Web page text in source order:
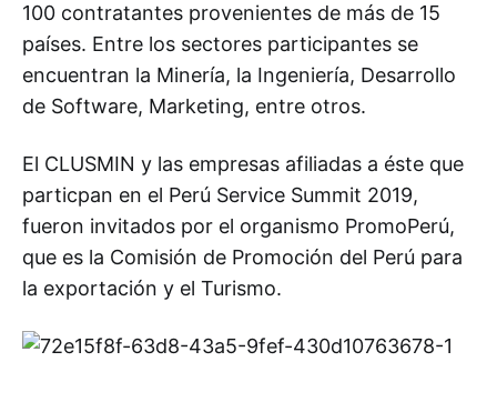
100 contratantes provenientes de más de 15
países. Entre los sectores participantes se
encuentran la Minería, la Ingeniería, Desarrollo
de Software, Marketing, entre otros.
El CLUSMIN y las empresas afiliadas a éste que
particpan en el Perú Service Summit 2019,
fueron invitados por el organismo PromoPerú,
que es la Comisión de Promoción del Perú para
la exportación y el Turismo.